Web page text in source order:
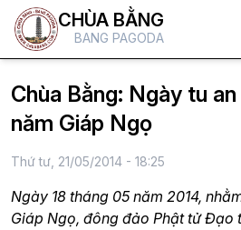
CHÙA BẰNG
BANG PAGODA
Chùa Bằng: Ngày tu
năm Giáp Ngọ
Thứ tư, 21/05/2014 - 18:25
Ngày 18 tháng 05 năm 2014,
Giáp Ngọ, đông đảo Phật tử Đạo